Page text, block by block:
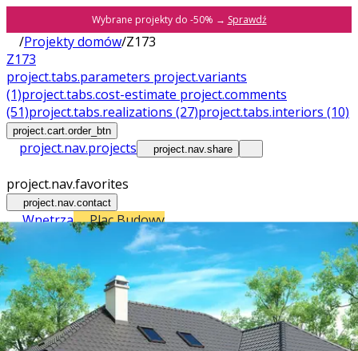
Wybrane projekty do -50% → Sprawdź
/Projekty domów/Z173
Z173
project.tabs.parameters project.variants
(1)project.tabs.cost-estimate project.comments
(51)project.tabs.realizations (27)project.tabs.interiors (10)
project.cart.order_btn
project.nav.projects project.nav.share
project.nav.favorites
project.nav.contact
Wnętrza Plac Budowy